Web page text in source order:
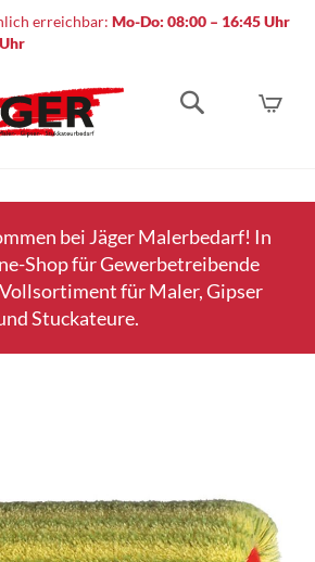
erreichbar: Mo-Do: 08:00 – 16:45 Uhr
bei Jäger Malerbedarf! In
Shop für Gewerbetreibende
für Maler, Gipser
Stuckateure.